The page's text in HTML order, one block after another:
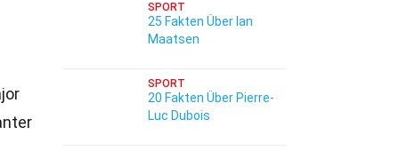
SPORT
25 Fakten Über Ian
Maatsen
SPORT
20 Fakten Über Pierre-
Luc Dubois